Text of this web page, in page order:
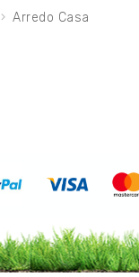
Arredo Casa